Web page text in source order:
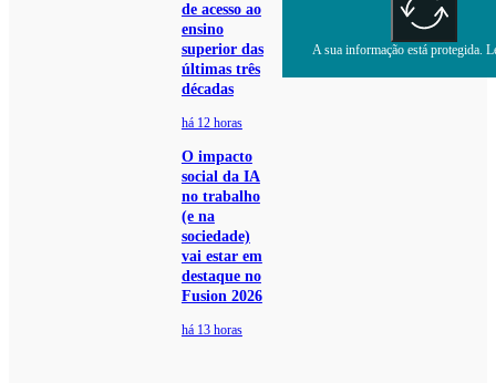
de acesso ao
ensino
superior das
últimas três
décadas
há 12 horas
O impacto
social da IA
no trabalho
(e na
sociedade)
vai estar em
destaque no
Fusion 2026
há 13 horas
A sua informação está protegida.